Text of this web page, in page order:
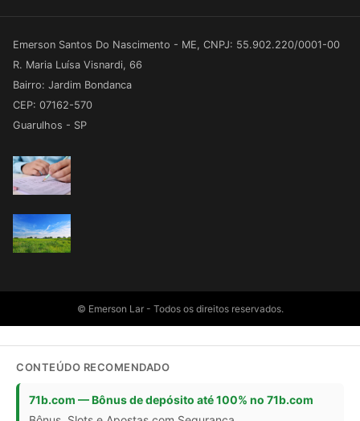
Emerson Santos Do Nascimento - ME, CNPJ: 55.902.220/0001-00
R. Maria Luísa Visnardi, 66
Bairro: Jardim Bondanca
CEP: 07162-570
Guarulhos - SP
© Emerson Lar - Todos os direitos reservados.
CONTEÚDO RECOMENDADO
71b.com — Bônus de depósito até 100% no 71b.com